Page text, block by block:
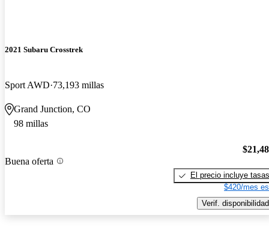
2021 Subaru Crosstrek
Sport AWD 73,193 millas
Grand Junction, CO
98 millas
Buena oferta
El precio incluye tasas
$420/mes
Verif. disponibilidad